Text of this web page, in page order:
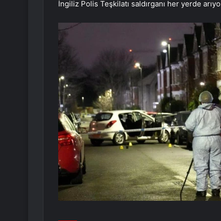
İngiliz Polis Teşkilatı saldırganı her yerde